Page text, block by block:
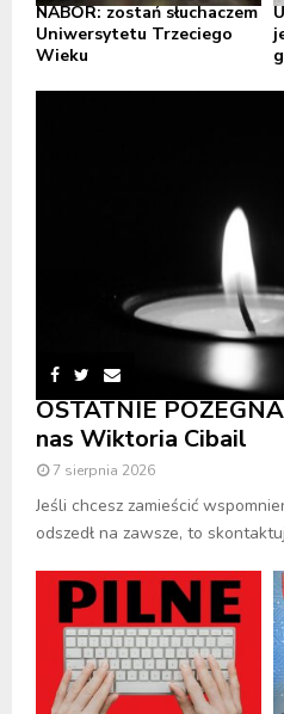
NABÓR: zostań słuchaczem
Uniwersytetu Trzeciego
Wieku
OSTATNIE
nas Wiktoria Cibail
7 sierpnia 2026
Jeśli chcesz zamieścić
odszedł na zawsze, to